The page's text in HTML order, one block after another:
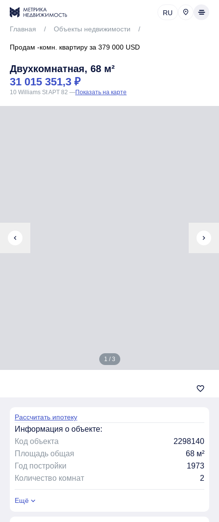
RU
Главная / Объекты недвижимости /
Продам -комн. квартиру за 379 000 USD
Двухкомнатная, 68 м²
31 015 351,3 ₽
10 Williams St APT 82 —Показать на карте
chevron_left chevron_right
1 / 3
favorite_border
Рассчитать ипотеку
Информация о объекте:
Код объекта
2298140
Площадь общая
68 м²
Год постройки
1973
Количество комнат
2
Ещё